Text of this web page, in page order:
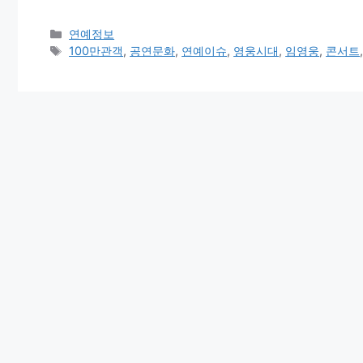
Categories
연예정보
Tags
100만관객, 공연문화, 연예이슈, 영웅시대, 임영웅, 콘서트,